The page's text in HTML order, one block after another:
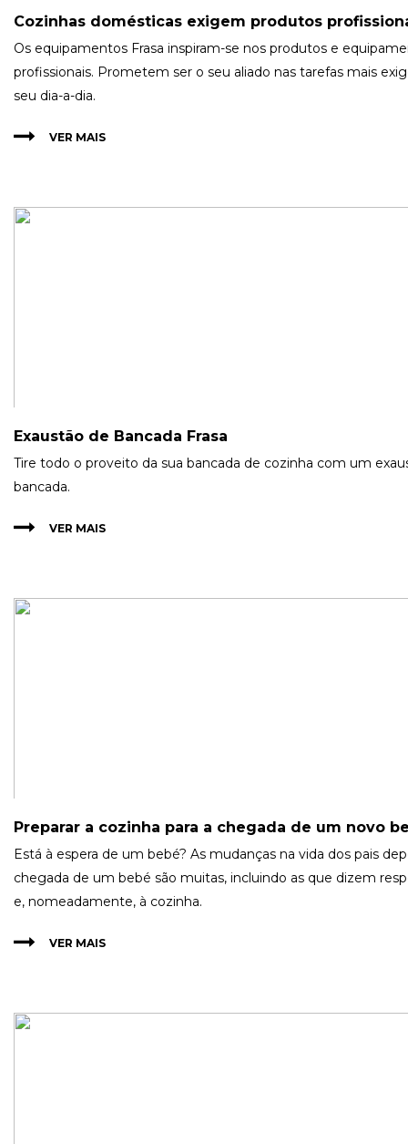
Cozinhas domésticas exigem produtos
Os equipamentos Frasa inspiram-se nos produtos e
profissionais. Prometem ser o seu aliado nas tarefas mais
seu dia-a-dia.
VER MAIS
Exaustão de Bancada Frasa
Tire todo o proveito da sua bancada de cozinha com um
bancada.
VER MAIS
Preparar a cozinha para a chegada de um novo
Está à espera de um bebé? As mudanças na vida dos pais
chegada de um bebé são muitas, incluindo as que dizem
e, nomeadamente, à cozinha.
VER MAIS